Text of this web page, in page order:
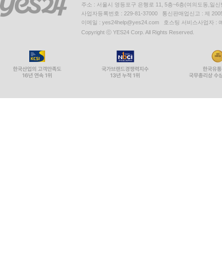
주소 : 서울시 영등포구 은행로 11, 5층~6층(여의도동,일신
사업자등록번호 : 229-81-37000 통신판매업신고 : 제
이메일 : yes24help@yes24.com 호스팅 서비스사업자 :
Copyright ⓒ YES24 Corp. All Rights Reserved.